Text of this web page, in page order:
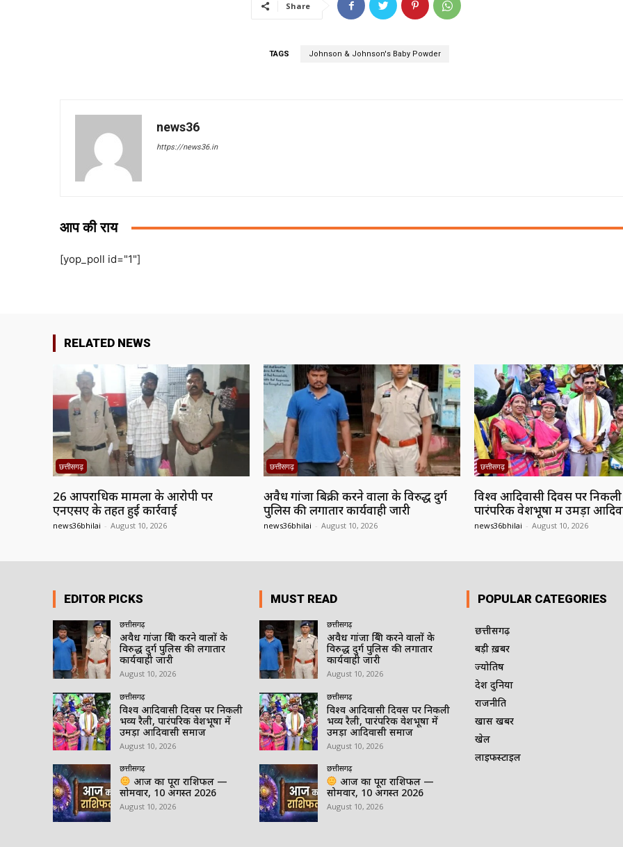
Share
TAGS Johnson & Johnson's Baby Powder
news36
https://news36.in
आप की राय
[yop_poll id="1"]
RELATED NEWS
छत्तीसगढ़
26 आपराधिक मामलों के आरोपी पर
एनएसए के तहत हुई कार्रवाई
news36bhilai - August 10, 2026
छत्तीसगढ़
अवैध गांजा बिक्री करने वालों के विरुद्ध दुर्ग
पुलिस की लगातार कार्यवाही जारी
news36bhilai - August 10, 2026
छत्तीसगढ़
विश्व आदिवासी दिवस पर
पारंपरिक वेशभूषा में उमड़ा
news36bhilai - August 10, 2026
EDITOR PICKS
छत्तीसगढ़
अवैध गांजा बिक्री करने वालों के
विरुद्ध दुर्ग पुलिस की लगातार
कार्यवाही जारी
August 10, 2026
छत्तीसगढ़
विश्व आदिवासी दिवस पर निकली
भव्य रैली, पारंपरिक वेशभूषा में
उमड़ा आदिवासी समाज
August 10, 2026
छत्तीसगढ़
आज का पूरा राशिफल —
सोमवार, 10 अगस्त 2026
August 10, 2026
MUST READ
छत्तीसगढ़
अवैध गांजा बिक्री करने वालों के
विरुद्ध दुर्ग पुलिस की लगातार
कार्यवाही जारी
August 10, 2026
छत्तीसगढ़
विश्व आदिवासी दिवस पर निकली
भव्य रैली, पारंपरिक वेशभूषा में
उमड़ा आदिवासी समाज
August 10, 2026
छत्तीसगढ़
आज का पूरा राशिफल —
सोमवार, 10 अगस्त 2026
August 10, 2026
POPULAR CATEGORIES
छत्तीसगढ़
बड़ी ख़बर
ज्योतिष
देश दुनिया
राजनीति
खास खबर
खेल
लाइफस्टाइल